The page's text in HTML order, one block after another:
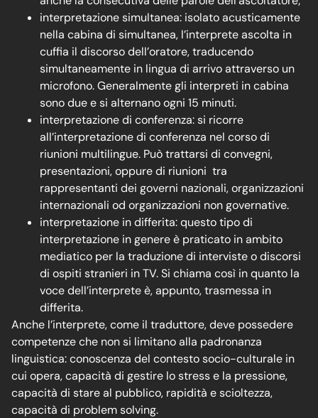
interpretazione simultanea: isolato acusticamente
nella cabina di simultanea, l’interprete ascolta in
cuffia il discorso dell’oratore, traducendo
simultaneamente in lingua di arrivo attraverso un
microfono. Generalmente gli interpreti in cabina
sono due e si alternano ogni 15 minuti.
interpretazione di conferenza: si ricorre
all’interpretazione di conferenza nel corso di
riunioni multilingue. Può trattarsi di convegni,
presentazioni, oppure di riunioni tra
rappresentanti dei governi nazionali, organizzazioni
internazionali od organizzazioni non governative.
interpretazione in differita:questo tipo di
interpretazione in genere è praticato in ambito
mediatico per la traduzione di interviste o discorsi
di ospiti stranieri in TV. Si chiama così in quanto la
voce dell’interprete è, appunto, trasmessa in
differita.
Anche l’interprete, come il traduttore, deve possedere
competenze che non si limitano alla padronanza
linguistica: conoscenza del contesto socio-culturale in
cui opera, capacità di gestire lo stress e la pressione,
capacità di stare al pubblico, rapidità e scioltezza,
capacità di problem solving.